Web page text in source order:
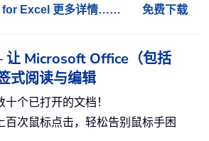
for Excel 更多详情…… 免费下载
Microsoft Office（包括
式阅读与编辑
个已打开的文档！
百次鼠标点击，轻松告别鼠标手困